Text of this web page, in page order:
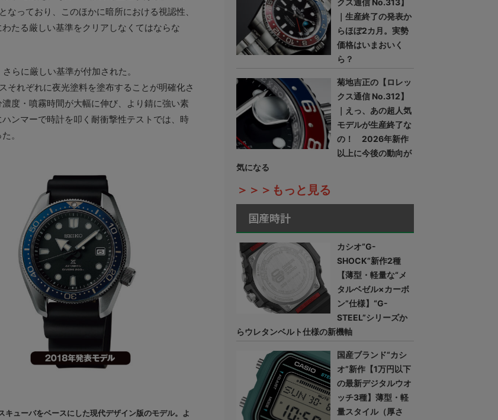
っており、このほかに暗所における視認性、
たる厳しい基準をクリアしなくてはならな
らに厳しい基準が付加された。
れぞれに夜光塗料を塗布することが明確化さ
度・噴霧時間が大幅に伸び、より錆に強い素
ンマーで時計を叩く耐衝撃性テストでは、時
。
ューバをベースにした現代デザイン版のモデル。よ
クス通信 No.313】
｜生産終了の発表か
らほぼ2カ月。実勢
価格はいまおいく
ら？
菊地吉正の【ロレッ
クス通信 No.312】
｜えっ、あの超人気
モデルが生産終了な
の！ 2026年新作
以上に今後の動向が
気になる
＞＞＞もっと見る
国産時計
カシオ“G-
SHOCK”新作2種
【薄型・軽量な“メ
タルベゼル×カーボ
ン”仕様】“G-
STEEL”シリーズか
らウレタンベルト仕様の新機軸
国産ブランド“カシ
オ”新作【1万円以下
の最新デジタルウオ
ッチ3種】薄型・軽
量スタイル（厚さ